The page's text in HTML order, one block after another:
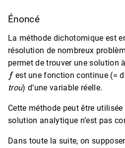
Énoncé
La méthode dichotomique est
résolution de nombreux
permet de trouver une solution
f
est une fonction continue (=
trou) d’une variable réelle.
Cette méthode peut être
solution analytique n’est pas
Dans toute la suite, on